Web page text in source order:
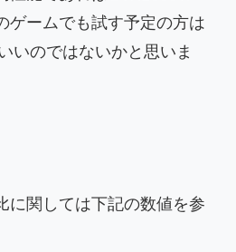
ゲームでも試す予定の方は
いのではないかと思いま
に関しては下記の数値を参